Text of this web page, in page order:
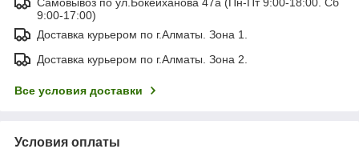
9:00-17:00)
Доставка курьером по г.Алматы. Зона 1.
Доставка курьером по г.Алматы. Зона 2.
Все условия доставки
Условия оплаты